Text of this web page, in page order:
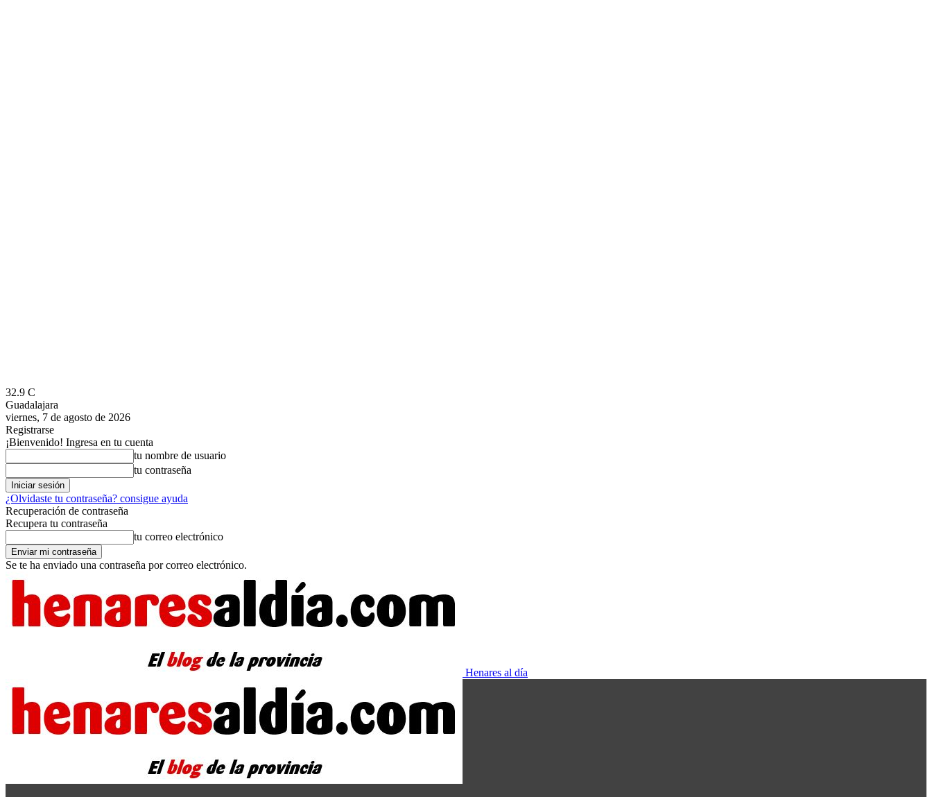
32.9 C
Guadalajara
viernes, 7 de agosto de 2026
Registrarse
¡Bienvenido! Ingresa en tu cuenta
tu nombre de usuario
tu contraseña
¿Olvidaste tu contraseña? consigue ayuda
Recuperación de contraseña
Recupera tu contraseña
tu correo electrónico
Se te ha enviado una contraseña por correo electrónico.
Henares al día